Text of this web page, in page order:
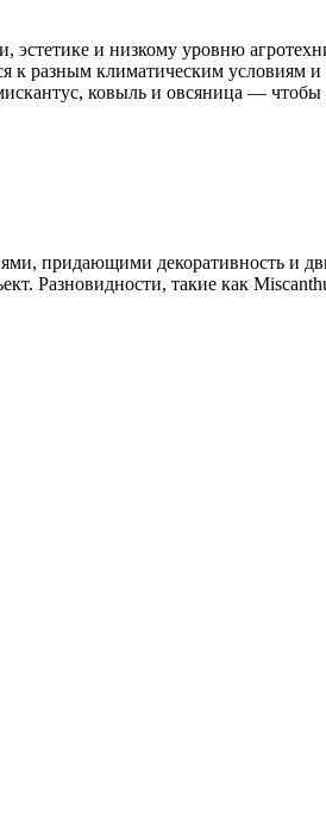
эстетике и низкому уровню
к разным климатическим условиям
ковыль и овсяница —
придающими декоративность и
Разновидности, такие как